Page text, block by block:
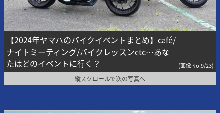
【2024年ヤマハのバイクイベントまとめ】café/
ナイトミーティング/バイクレッスンetc…あな
たはどのイベントに行く？
(画像 No.9/23)
縦スクロールで次の写真へ